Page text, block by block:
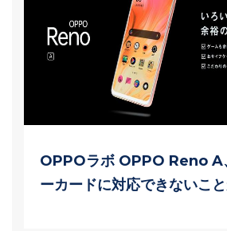
OPPOラボ OPPO Reno A
ーカードに対応できないこ